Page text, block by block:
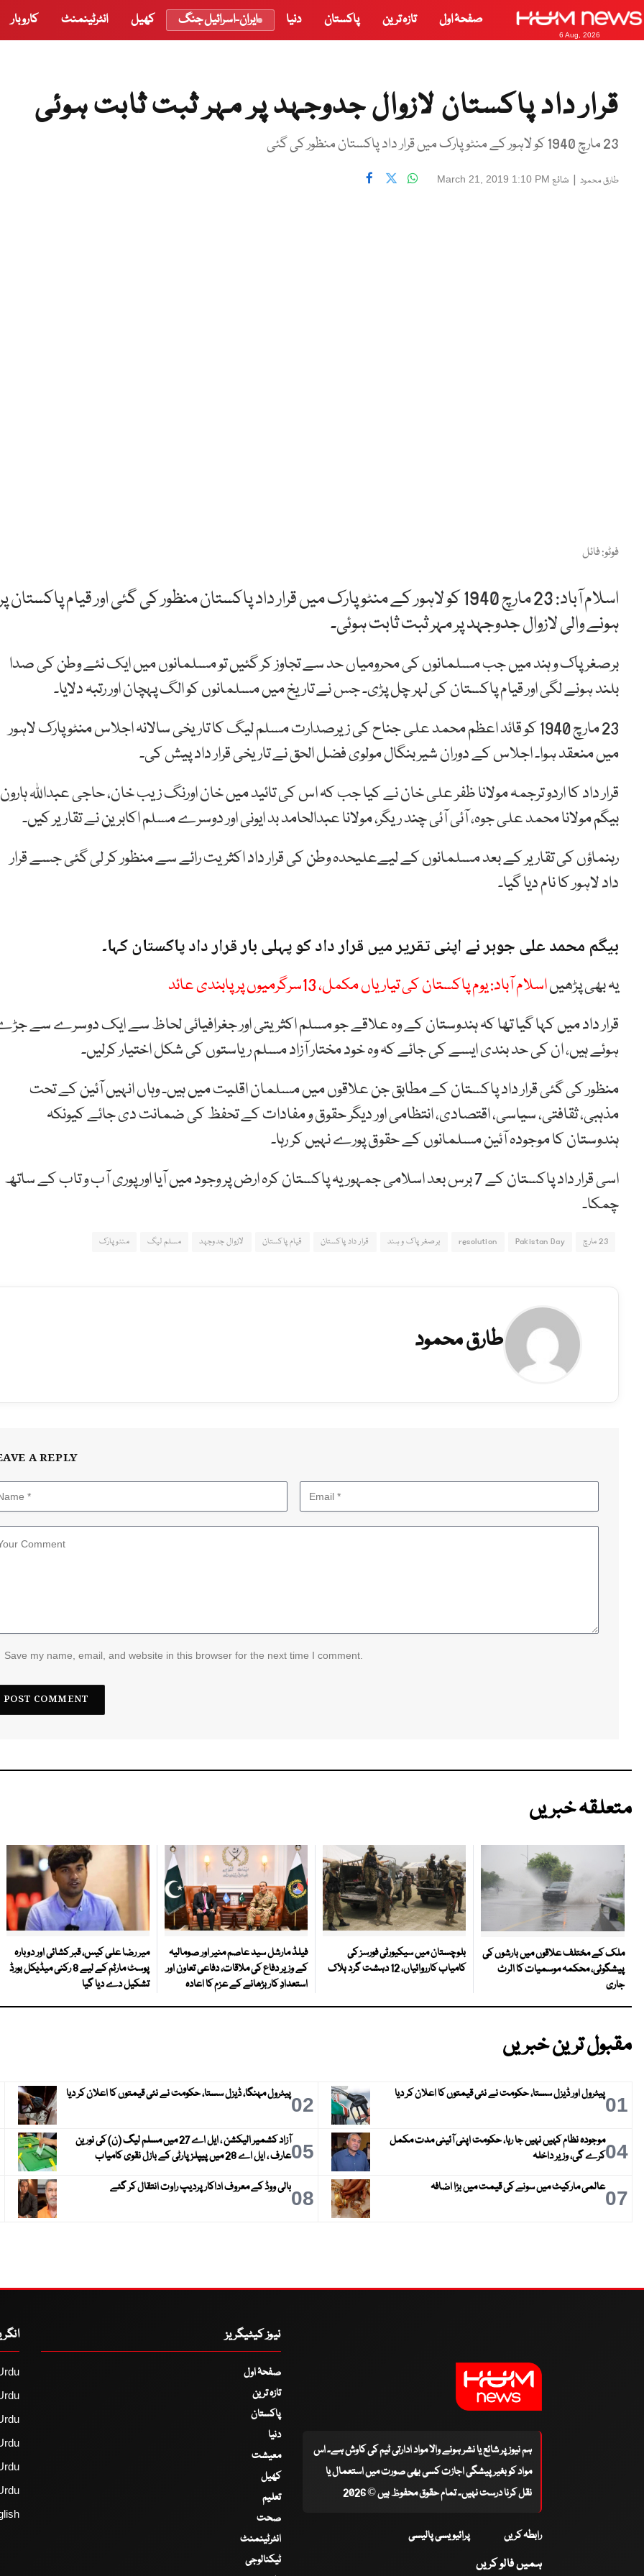
6 Aug, 2026
صفحۂ اول تازہ ترین پاکستان دنیا ایران-اسرائیل جنگ کھیل انٹرٹینمنٹ کاروبار
قرار داد پاکستان لازوال جدوجہد پر مہر ثبت ثابت ہوئی
23 مارچ 1940 کو لاہور کے منٹو پارک میں قرار داد پاکستان منظور کی گئی
طارق محمود | شائع March 21, 2019 1:10 PM
فوٹو: فائل
اسلام آباد: 23 مارچ 1940 کو لاہور کے منٹو پارک میں قرار داد پاکستان منظور کی گئی اور قیام پاکستان
ہونے والی لازوال جدوجہد پر مہر ثبت ثابت ہوئی۔
برصغر پاک و ہند میں جب مسلمانوں کی محرومیاں حد سے تجاوز کر گئیں تو مسلمانوں میں ایک نئے وطن کی صدا
بلند ہونے لگی اور قیام پاکستان کی لہر چل پڑی۔ جس نے تاریخ میں مسلمانوں کو الگ پہچان اور رتبہ دلایا۔
23 مارچ 1940 کو قائد اعظم محمد علی جناح کی زیرصدارت مسلم لیگ کا تاریخی سالانہ اجلاس منٹو پارک لاہور
میں منعقد ہوا۔ اجلاس کے دوران شیر بنگال مولوی فضل الحق نے تاریخی قرار داد پیش کی۔
قرار داد کا اردو ترجمہ مولانا ظفر علی خان نے کیا جب کہ اس کی تائید میں خان اورنگ زیب خان، حاجی عبداللہ
بیگم مولانا محمد علی جوہ، آئی آئی چند ریگر، مولانا عبدالحامد بد ایونی اور دوسرے مسلم اکابرین نے تقاریر کیں۔
رہنماؤں کی تقاریر کے بعد مسلمانوں کے لیےعلیحدہ وطن کی قرار داد اکثریت رائے سے منظور کر لی گئی جسے قرار
داد لاہور کا نام دیا گیا۔
بیگم محمد علی جوہر نے اپنی تقریر میں قرار داد کو پہلی بار قرار داد پاکستان کہا۔
یہ بھی پڑھیںاسلام آباد: یوم پاکستان کی تیاریاں مکمل، 13سرگرمیوں پر پابندی عائد
قرار داد میں کہا گیا تھا کہ ہندوستان کے وہ علاقے جو مسلم اکثریتی اور جغرافیائی لحاظ سے ایک دوسرے سے
ہوئے ہیں، ان کی حد بندی ایسے کی جائے کہ وہ خود مختار آزاد مسلم ریاستوں کی شکل اختیار کرلیں۔
منظور کی گئی قرار داد پاکستان کے مطابق جن علاقوں میں مسلمان اقلیت میں ہیں۔ وہاں انہیں آئین کے تحت
مذہبی، ثقافتی، سیاسی، اقتصادی، انتظامی اور دیگر حقوق و مفادات کے تحفظ کی ضمانت دی جائے کیونکہ
ہندوستان کا موجودہ آئین مسلمانوں کے حقوق پورے نہیں کر رہا۔
اسی قرار داد پاکستان کے 7 برس بعد اسلامی جمہوریہ پاکستان کرہ ارض پر وجود میں آیا اور پوری آب و تاب کے ساتھ
چمکا۔
23 مارچ Pakistan Day
resolution برصغر پاک و ہند قرار داد پاکستان قیام پاکستان لازوال جدوجہد مسلم لیگ منٹو پارک
طارق محمود
A REPLY
Save my name, email, and website in this browser for the next time I comment.
متعلقہ خبریں
ملک کے مختلف علاقوں میں بارشوں کی
پیشگوئی، محکمہ موسمیات کا الرٹ
جاری
بلوچستان میں سیکیورٹی فورسز کی
کامیاب کارروائیاں، 12 دہشت گرد ہلاک
فیلڈ مارشل سید عاصم منیر اور صومالیہ
کے وزیر دفاع کی ملاقات، دفاعی تعاون اور
استعدادِ کار بڑھانے کے عزم کا اعادہ
میر رضا علی کیس، قبر کشائی اور دوبارہ
پوسٹ مارٹم کے لیے 8 رکنی میڈیکل بورڈ
تشکیل دے دیا گیا
مقبول ترین خبریں
01پیٹرول اور ڈیزل سستا، حکومت نے نئی قیمتوں کا اعلان کر دیا 02پیٹرول مہنگا، ڈیزل سستا، حکومت نے نئی قیمتوں کا اعلان کر دیا
04موجودہ نظام کہیں نہیں جا رہا، حکومت اپنی آئینی مدت مکمل
کرے گی، وزیر داخلہ
05
آزاد کشمیر الیکشن ، ایل اے 27 میں مسلم لیگ (ن) کی نورین
عارف ، ایل اے 28 میں پیپلز پارٹی کے بازل نقوی کامیاب
07عالمی مارکیٹ میں سونے کی قیمت میں بڑا اضافہ 08بالی ووڈ کے معروف اداکار پردیپ راوت انتقال کر گئے
ہم نیوز پر شائع یا نشر ہونے والا مواد ادارتی ٹیم کی کاوش ہے۔ اس
مواد کو بغیر پیشگی اجازت کسی بھی صورت میں استعمال یا
نقل کرنا درست نہیں۔ تمام حقوق محفوظ ہیں © 2026
رابطہ کریں پرائیویسی پالیسی
ہمیں فالو کریں
نیوز کیٹیگریز
صفحۂ اول
تازہ ترین
پاکستان
دنیا
معیشت
کھیل
تعلیم
صحت
انٹرٹینمنٹ
ٹیکنالوجی